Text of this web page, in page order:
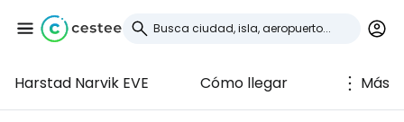
Harstad Narvik EVE Cómo llegar Más
Iniciar sesión en